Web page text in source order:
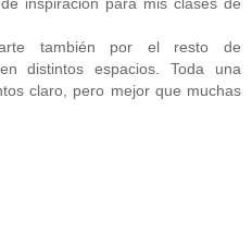
inspiración para mis clases de
también por el resto de
distintos espacios. Toda una
claro, pero mejor que muchas